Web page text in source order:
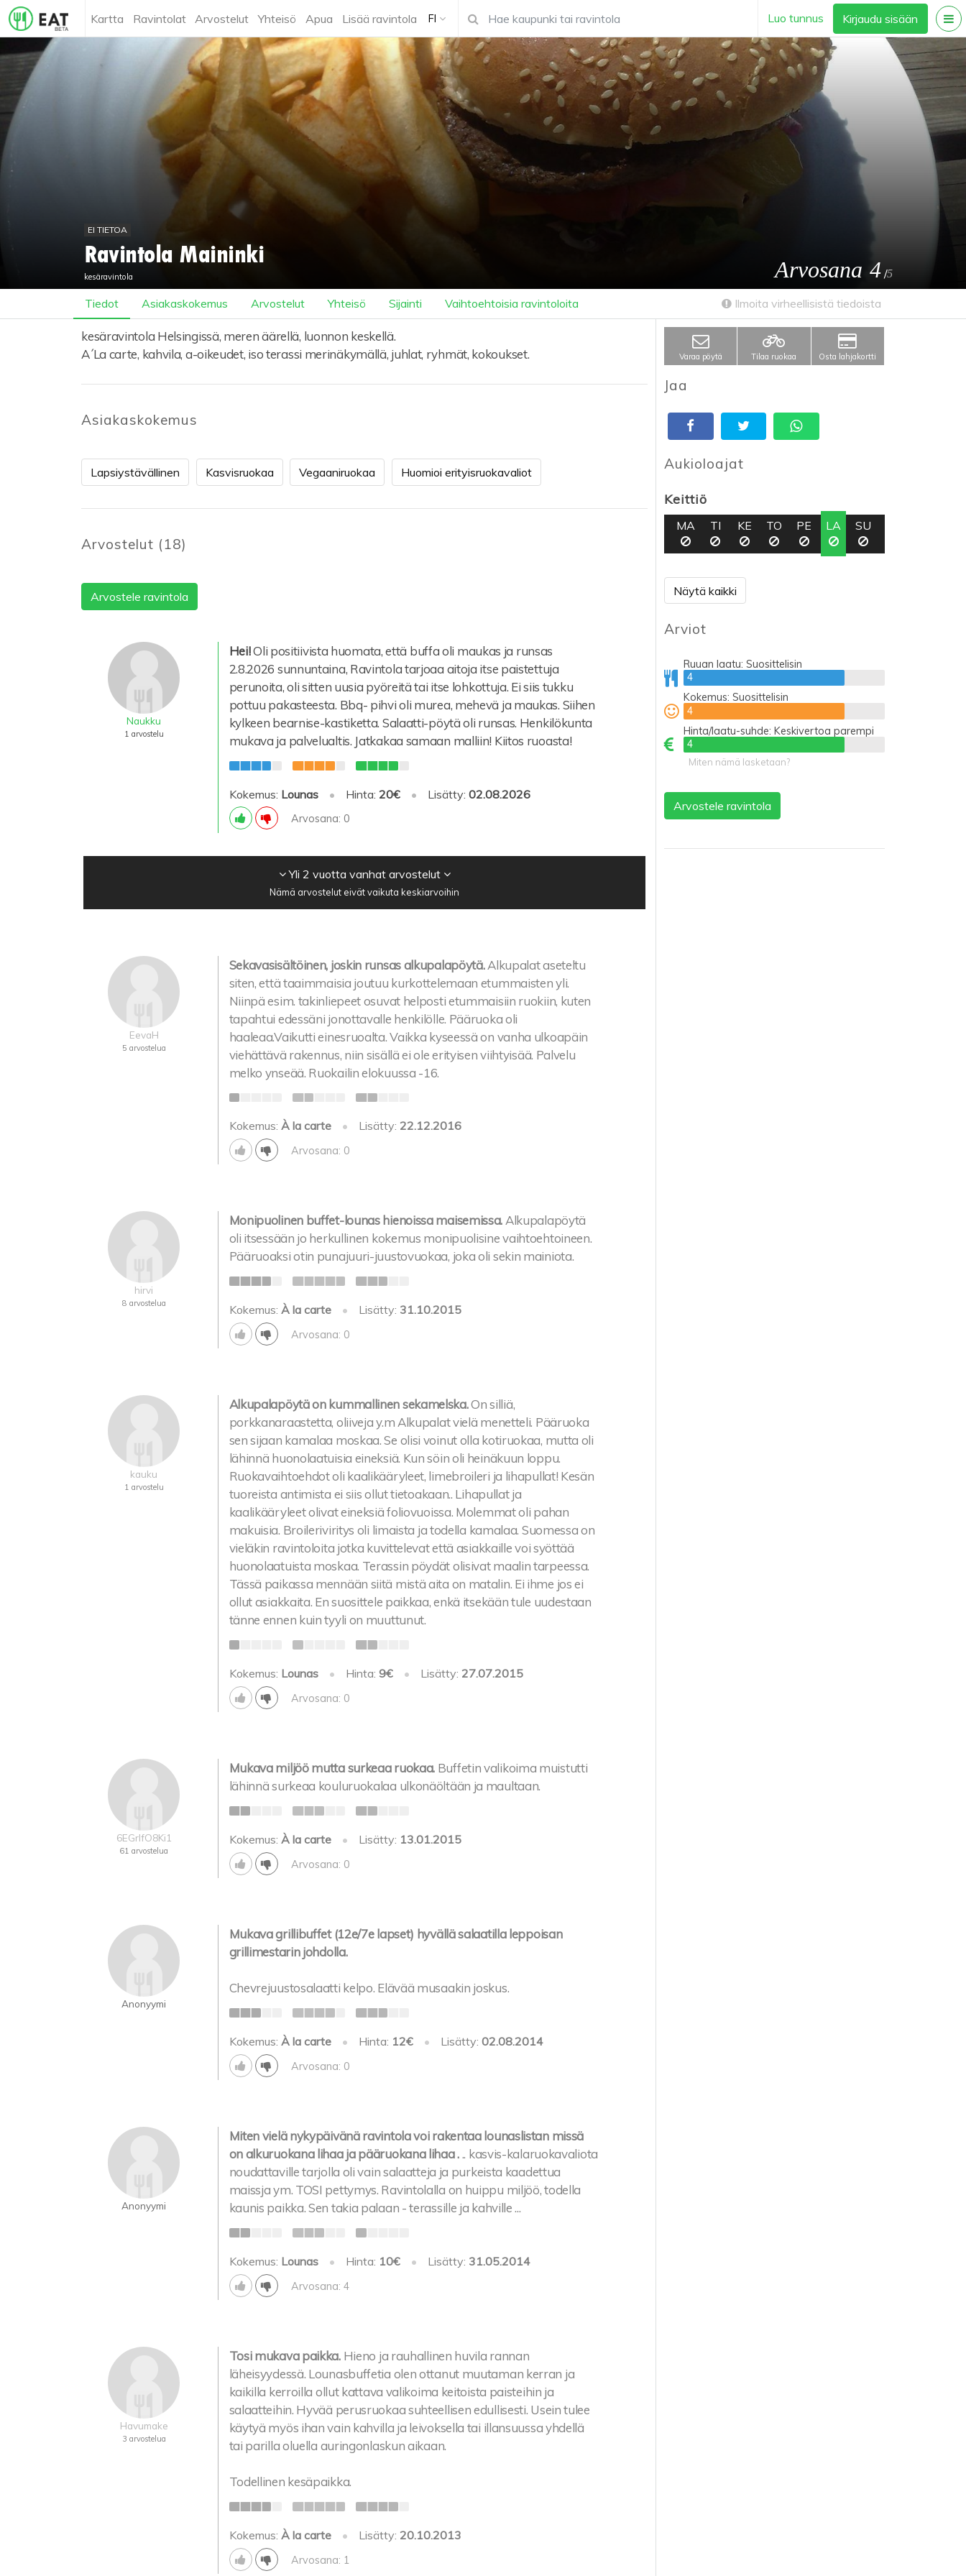
Kartta Ravintolat Arvostelut Yhteisö Apua Lisää ravintola FI Luo tunnus Kirjaudu sisään
EI TIETOA
Ravintola Maininki
kesäravintola Arvosana 4 /5
Tiedot Asiakaskokemus Arvostelut Yhteisö Sijainti Vaihtoehtoisia ravintoloita Ilmoita virheellisistä tiedoista
Varaa pöytä Tilaa ruokaa Osta lahjakortti
Jaa
Aukioloajat
Keittiö
MA TI KE TO PE LA SU
Näytä kaikki
Arviot
Ruuan laatu:Suosittelisin
4
4
Kokemus:Suosittelisin
4
4
Hinta/laatu-suhde:Keskivertoa parempi
4
4
Miten nämä lasketaan?
Arvostele ravintola
kesäravintola Helsingissä, meren äärellä, luonnon keskellä.
A´La carte, kahvila, a-oikeudet, iso terassi merinäkymällä, juhlat, ryhmät, kokoukset.
Asiakaskokemus
Lapsiystävällinen Kasvisruokaa Vegaaniruokaa Huomioi erityisruokavaliot
Arvostelut (18)
Arvostele ravintola
Naukku
1 arvostelu
Hei!Oli positiivista huomata, että buffa oli maukas ja runsas
2.8.2026 sunnuntaina, Ravintola tarjoaa aitoja itse paistettuja
perunoita, oli sitten uusia pyöreitä tai itse lohkottuja. Ei siis tukku
pottuu pakasteesta. Bbq- pihvi oli murea, mehevä ja maukas. Siihen
kylkeen bearnise-kastiketta. Salaatti-pöytä oli runsas. Henkilökunta
mukava ja palvelualtis. Jatkakaa samaan malliin! Kiitos ruoasta!
Kokemus: Lounas • Hinta: 20€ • Lisätty:02.08.2026
Arvosana: 0
Yli 2 vuotta vanhat arvostelut
Nämä arvostelut eivät vaikuta keskiarvoihin
EevaH
5 arvostelua
Sekavasisältöinen, joskin runsas alkupalapöytä. Alkupalat aseteltu
siten, että taaimmaisia joutuu kurkottelemaan etummaisten yli.
Niinpä esim. takinliepeet osuvat helposti etummaisiin ruokiin, kuten
tapahtui edessäni jonottavalle henkilölle. Pääruoka oli
haaleaa.Vaikutti einesruoalta. Vaikka kyseessä on vanha ulkoapäin
viehättävä rakennus, niin sisällä ei ole erityisen viihtyisää. Palvelu
melko ynseää. Ruokailin elokuussa -16.
Kokemus: À la carte • Lisätty: 22.12.2016
Arvosana: 0
hirvi
8 arvostelua
Monipuolinen buffet-lounas hienoissa maisemissa.Alkupalapöytä
oli itsessään jo herkullinen kokemus monipuolisine vaihtoehtoineen.
Pääruoaksi otin punajuuri-juustovuokaa, joka oli sekin mainiota.
Kokemus: À la carte • Lisätty: 31.10.2015
Arvosana: 0
kauku
1 arvostelu
Alkupalapöytä on kummallinen sekamelska.On silliä,
porkkanaraastetta, oliiveja y.m Alkupalat vielä menetteli. Pääruoka
sen sijaan kamalaa moskaa. Se olisi voinut olla kotiruokaa, mutta oli
lähinnä huonolaatuisia eineksiä. Kun söin oli heinäkuun loppu.
Ruokavaihtoehdot oli kaalikääryleet, limebroileri ja lihapullat! Kesän
tuoreista antimista ei siis ollut tietoakaan.. Lihapullat ja
kaalikääryleet olivat eineksiä foliovuoissa. Molemmat oli pahan
makuisia. Broileriviritys oli limaista ja todella kamalaa. Suomessa on
vieläkin ravintoloita jotka kuvittelevat että asiakkaille voi syöttää
huonolaatuista moskaa. Terassin pöydät olisivat maalin tarpeessa.
Tässä paikassa mennään siitä mistä aita on matalin. Ei ihme jos ei
ollut asiakkaita. En suosittele paikkaa, enkä itsekään tule uudestaan
tänne ennen kuin tyyli on muuttunut.
Kokemus: Lounas • Hinta: 9€ • Lisätty: 27.07.2015
Arvosana: 0
6EGrIfO8Ki1
61 arvostelua
Mukava miljöö mutta surkeaa ruokaa. Buffetin valikoima muistutti
lähinnä surkeaa kouluruokalaa ulkonäöltään ja maultaan.
Kokemus: À la carte • Lisätty: 13.01.2015
Arvosana: 0
Anonyymi
Mukava grillibuffet (12e/7e lapset) hyvällä salaatilla leppoisan
grillimestarin johdolla.
Chevrejuustosalaatti kelpo. Elävää musaakin joskus.
Kokemus: À la carte • Hinta: 12€ • Lisätty:02.08.2014
Arvosana: 0
Anonyymi
Miten vielä nykypäivänä ravintola voi rakentaa lounaslistan missä
on alkuruokana lihaa ja pääruokana lihaa ... kasvis-kalaruokavaliota
noudattaville tarjolla oli vain salaatteja ja purkeista kaadettua
maissja ym. TOSI pettymys. Ravintolalla on huippu miljöö, todella
kaunis paikka. Sen takia palaan - terassille ja kahville ...
Kokemus: Lounas • Hinta: 10€ • Lisätty: 31.05.2014
Arvosana: 4
Havumake
3 arvostelua
Tosi mukava paikka. Hieno ja rauhallinen huvila rannan
läheisyydessä. Lounasbuffetia olen ottanut muutaman kerran ja
kaikilla kerroilla ollut kattava valikoima keitoista paisteihin ja
salaatteihin. Hyvää perusruokaa suhteellisen edullisesti. Usein tulee
käytyä myös ihan vain kahvilla ja leivoksella tai illansuussa yhdellä
tai parilla oluella auringonlaskun aikaan.
Todellinen kesäpaikka.
Kokemus: À la carte • Lisätty: 20.10.2013
Arvosana: 1